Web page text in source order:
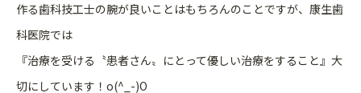
作る歯科技工士の腕が良いことはもちろんのことですが、康生歯
科医院では
『治療を受ける〝患者さん〟にとって優しい治療をすること』大
切にしています！o(^_-)O